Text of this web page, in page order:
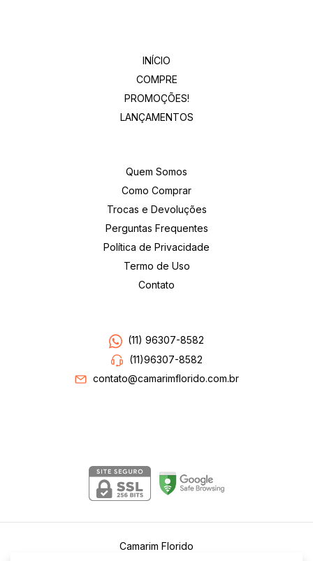
INÍCIO
COMPRE
PROMOÇÕES!
LANÇAMENTOS
Quem Somos
Como Comprar
Trocas e Devoluções
Perguntas Frequentes
Política de Privacidade
Termo de Uso
Contato
(11) 96307-8582
(11)96307-8582
contato@camarimflorido.com.br
Camarim Florido